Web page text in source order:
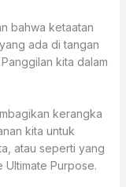
bahwa ketaatan
ada di tangan
kita dalam
kerangka
kita untuk
atau seperti yang
Purpose.